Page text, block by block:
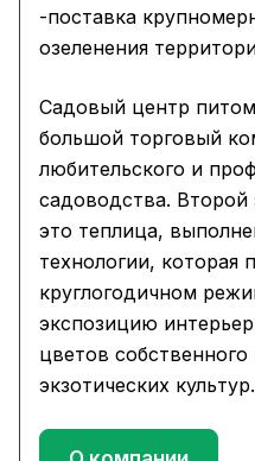
-поставка
озеленения
Садовый центр
большой торговый
любительского и
садоводства. Второй
это теплица,
технологии, которая
круглогодичном
экспозицию
цветов
экзотических культур.